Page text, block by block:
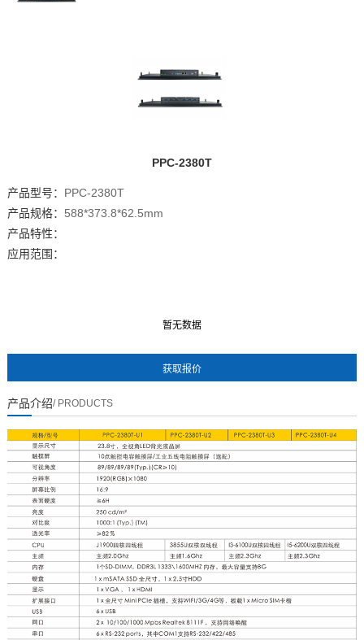
PPC-2380T
产品型号： PPC-2380T
产品规格： 588*373.8*62.5mm
产品特性：
应用范围：
暂无数据
暂无数据
产品介绍/ PRODUCTS